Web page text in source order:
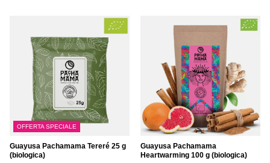
OFFERTA SPECIALE
Guayusa Pachamama Tereré 25 g
(biologica)
Guayusa Pachamama
Heartwarming 100 g (biologica)